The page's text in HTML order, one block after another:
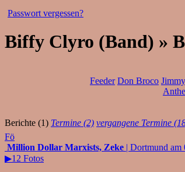
Passwort vergessen?
Biffy Clyro (Band) »
Feeder Don Broco
Berichte (1) Termine (2) vergangene Termine
Fö
Million Dollar Marxists, Zeke | Dortmund am
▶12 Fotos